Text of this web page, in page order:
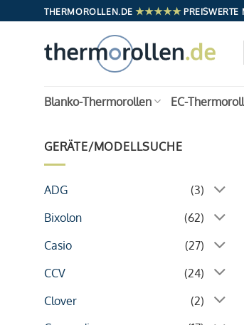
Inhalt
THERMOROLLEN.DE ★★★★★ PREISWERTE
Blanko-Thermorollen EC-
GERÄTE/MODELLSUCHE
ADG
(3)
Bixolon
(62)
Casio
(27)
CCV
(24)
Clover
(2)